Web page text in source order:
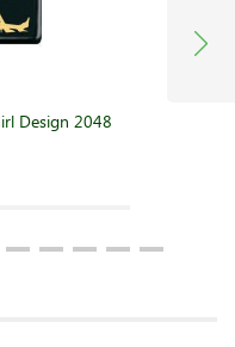
Design 2048